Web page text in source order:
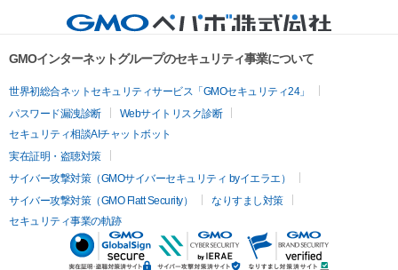
GMOインターネットグループのセキュリティ事業について
世界初総合ネットセキュリティサービス「GMOセキュリティ24」
パスワード漏洩診断
Webサイトリスク診断
セキュリティ相談AIチャットボット
実在証明・盗聴対策
サイバー攻撃対策（GMOサイバーセキュリティ byイエラエ）
サイバー攻撃対策（GMO Flatt Security）
なりすまし対策
セキュリティ事業の軌跡